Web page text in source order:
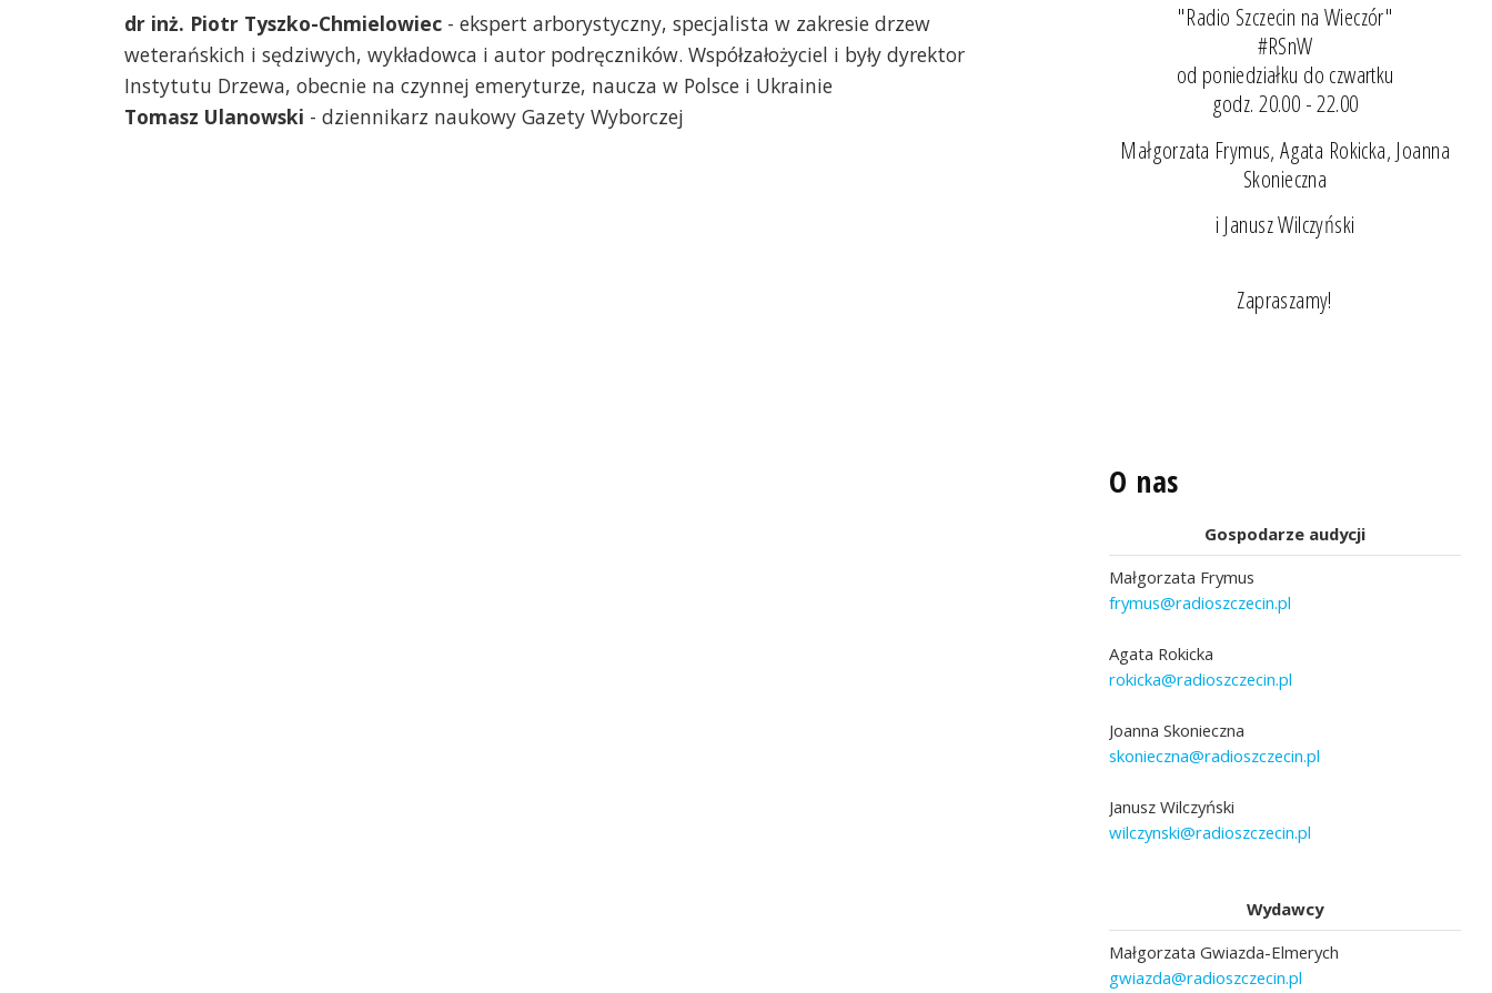
dr inż. Piotr Tyszko-Chmielowiec - ekspert arborystyczny, specjalista w zakresie drzew
weterańskich i sędziwych, wykładowca i autor podręczników. Współzałożyciel i były dyrektor
Instytutu Drzewa, obecnie na czynnej emeryturze, naucza w Polsce i Ukrainie
Tomasz Ulanowski - dziennikarz naukowy Gazety Wyborczej
"Radio Szczecin na Wieczór"
#RSnW
od poniedziałku do czwartku
godz. 20.00 - 22.00
Małgorzata Frymus, Agata Rokicka, Joanna
Skonieczna
i Janusz Wilczyński
Zapraszamy!
O nas
Gospodarze audycji
Małgorzata Frymus
frymus@radioszczecin.pl
Agata Rokicka
rokicka@radioszczecin.pl
Joanna Skonieczna
skonieczna@radioszczecin.pl
Janusz Wilczyński
wilczynski@radioszczecin.pl
Wydawcy
Małgorzata Gwiazda-Elmerych
gwiazda@radioszczecin.pl